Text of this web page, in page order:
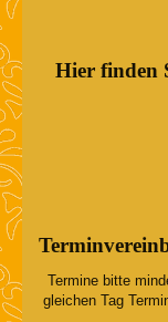
Hier finden
Termine bitte
gleichen Tag